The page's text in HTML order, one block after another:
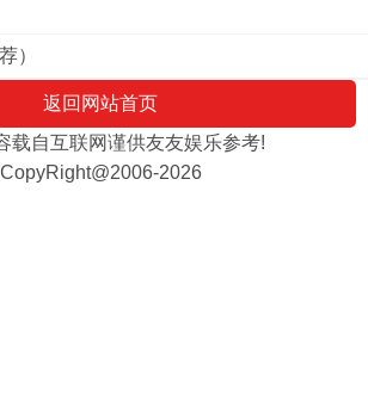
）
返回网站首页
载自互联网谨供友友娱乐参考!
CopyRight@2006-2026